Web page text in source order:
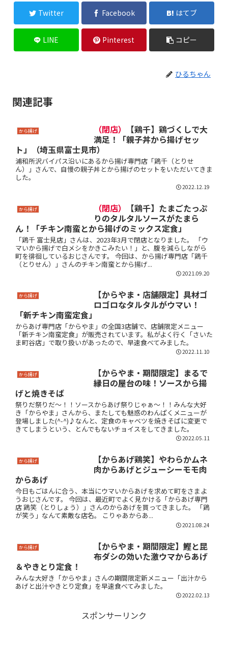
Twitter Facebook はてブ
LINE Pinterest コピー
ひるちゃん
関連記事
から揚げ （閉店）
【鶏千】鶏づくしで大
満足！「親子丼から揚げセッ
ト」（埼玉県富士見市）
浦和所沢バイパス沿いにあるから揚げ専門店「鶏千（とりせ
ん）」さんで、自慢の親子丼とから揚げのセットをいただいてきま
した。
2022.12.19
から揚げ （閉店）
【鶏千】たまごたっぷ
りのタルタルソースがたまら
ん！「チキン南蛮とから揚げのミックス定食」
「鶏千 富士見店」さんは、2023年3月で閉店となりました。 「ウ
マいから揚げで白メシをかきこみたい！」と、腹を減らしながら
町を徘徊しているおじさんです。 今回は、から揚げ専門店「鶏千
（とりせん）」さんのチキン南蛮とから揚げ...
2021.09.20
から揚げ
【からやま・店舗限定】具材ゴ
ロゴロなタルタルがウマい！
「新チキン南蛮定食」
からあげ専門店「からやま」の全国3店舗で、店舗限定メニュー
「新チキン南蛮定食」が販売されています。私がよく行く「さいた
ま町谷店」で取り扱いがあったので、早速食べてみました。
2022.11.10
から揚げ
【からやま・期間限定】まるで
縁日の屋台の味！ソースから揚
げと焼きそば
祭りだ祭りだ～！！ソースからあげ祭りじゃぁ～！！みんな大好
き「からやま」さんから、またしても魅惑のわんぱくメニューが
登場しました(^-^)♪なんと、定食のキャベツを焼きそばに変更で
きてしまうという、とんでもないチョイスをしてきました。
2022.05.11
から揚げ
【からあげ鶏笑】やわらかムネ
肉からあげとジューシーモモ肉
からあげ
今日もごはんに合う、本当にウマいからあげを求めて町をさまよ
うおじさんです。 今回は、最近町でよく見かける「からあげ専門
店 鶏笑（とりしょう）」さんのからあげを買ってきました。 「鶏
が笑う」なんて素敵な店名。 こりゃあからあ...
2021.08.24
から揚げ
【からやま・期間限定】鰹と昆
布ダシの効いた激ウマからあげ
＆やきとり定食！
みんな大好き「からやま」さんの期間限定新メニュー「出汁から
あげと出汁やきとり定食」を早速食べてみました。
2022.02.13
スポンサーリンク